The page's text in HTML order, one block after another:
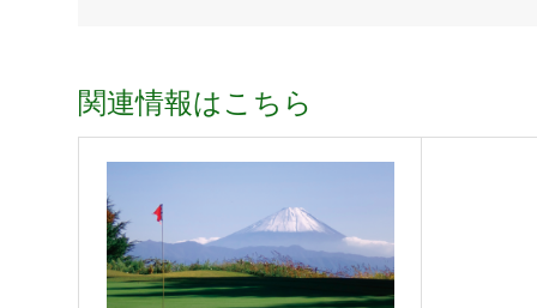
関連情報はこちら